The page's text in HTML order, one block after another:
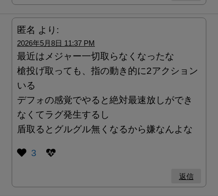
匿名 より:
2026年5月8日 11:37 PM
最近はメジャー一切取らなくなったな
槍投げ取っても、指の動き的に2アクション
いる
デフォの感覚でやると絶対最速放しができ
なくてラグ発生するし
盾取るとグルグル無くなるから嫌なんよな
3
返信